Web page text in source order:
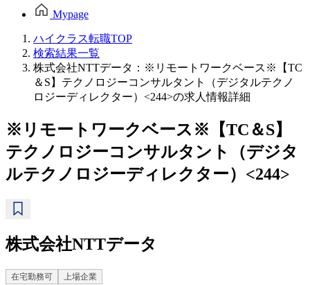
Mypage
ハイクラス転職TOP
検索結果一覧
株式会社NTTデータ：※リモートワークベース※【TC
＆S】テクノロジーコンサルタント（デジタルテクノ
ロジーディレクター）<244>の求人情報詳細
※リモートワークベース※【TC＆S】
テクノロジーコンサルタント（デジタ
ルテクノロジーディレクター）<244>
株式会社NTTデータ
在宅勤務可 上場企業